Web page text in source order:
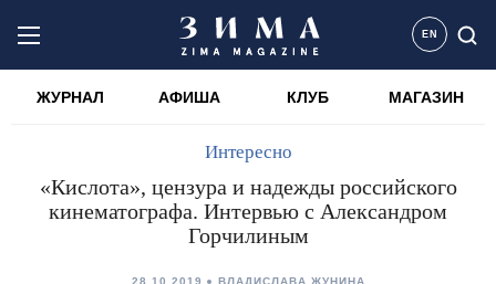
EN
ЖУРНАЛ АФИША КЛУБ МАГАЗИН
Интересно
«Кислота», цензура и надежды российского
кинематографа. Интервью с Александром
Горчилиным
28.10.2019 ВЛАДИСЛАВА ЖУНИНА